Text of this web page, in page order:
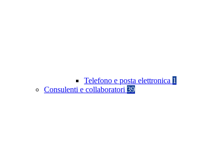
Telefono e posta elettronica 1
Consulenti e collaboratori 39